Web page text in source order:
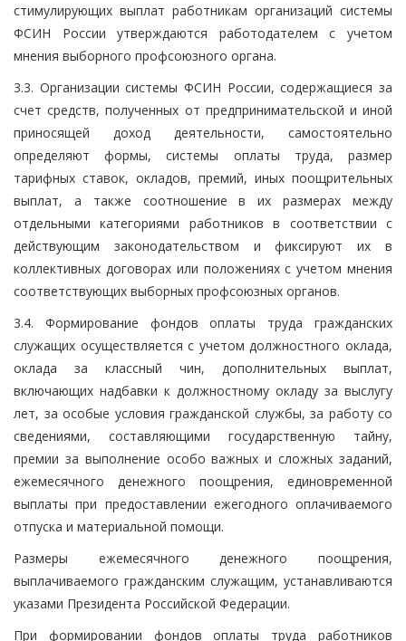
стимулирующих выплат работникам организаций системы
ФСИН России утверждаются работодателем с учетом
мнения выборного профсоюзного органа.
3.3. Организации системы ФСИН России, содержащиеся за
счет средств, полученных от предпринимательской и иной
приносящей доход деятельности, самостоятельно
определяют формы, системы оплаты труда, размер
тарифных ставок, окладов, премий, иных поощрительных
выплат, а также соотношение в их размерах между
отдельными категориями работников в соответствии с
действующим законодательством и фиксируют их в
коллективных договорах или положениях с учетом мнения
соответствующих выборных профсоюзных органов.
3.4. Формирование фондов оплаты труда гражданских
служащих осуществляется с учетом должностного оклада,
оклада за классный чин, дополнительных выплат,
включающих надбавки к должностному окладу за выслугу
лет, за особые условия гражданской службы, за работу со
сведениями, составляющими государственную тайну,
премии за выполнение особо важных и сложных заданий,
ежемесячного денежного поощрения, единовременной
выплаты при предоставлении ежегодного оплачиваемого
отпуска и материальной помощи.
Размеры ежемесячного денежного поощрения,
выплачиваемого гражданским служащим, устанавливаются
указами Президента Российской Федерации.
При формировании фондов оплаты труда работников